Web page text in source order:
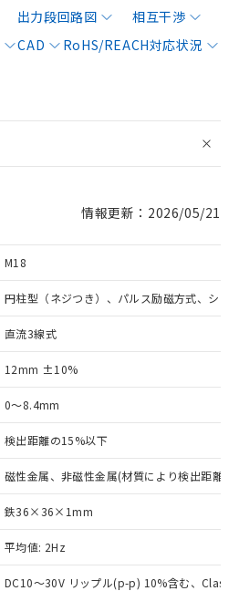
出力段回路図
相互干渉
CAD
RoHS/REACH対応状況
情報更新：2026/05/21
M18
円柱型（ネジつき）、パルス励磁方式、シー
直流3線式
12mm ±10%
0～8.4mm
検出距離の15%以下
磁性金属、非磁性金属(材質により検出距離が
鉄36×36×1mm
平均値: 2Hz
DC10～30V リップル(p-p) 10%含む、Class2